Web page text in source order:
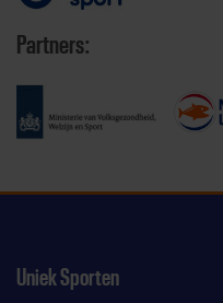
Partners:
Uniek Sporten